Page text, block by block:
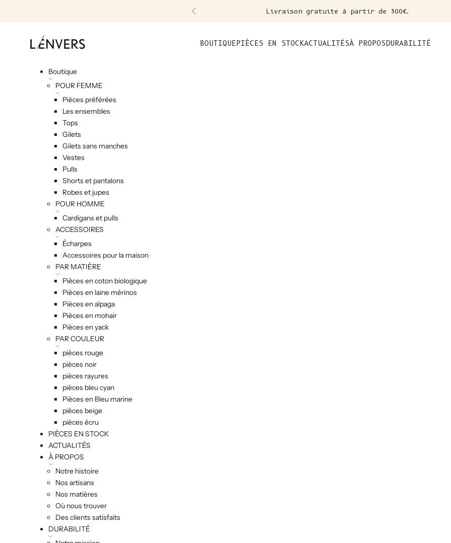
Précédent Livraison gratuite à partir de 300€.
L'ENVERS BOUTIQUEPIÈCES EN STOCKACTUALITÉSÀ PROPOSDURABILITÉ
Boutique
POUR FEMME
Pièces préférées
Les ensembles
Tops
Gilets
Gilets sans manches
Vestes
Pulls
Shorts et pantalons
Robes et jupes
POUR HOMME
Cardigans et pulls
ACCESSOIRES
Écharpes
Accessoires pour la maison
PAR MATIÈRE
Pièces en coton biologique
Pièces en laine mérinos
Pièces en alpaga
Pièces en mohair
Pièces en yack
PAR COULEUR
pièces rouge
pièces noir
pièces rayures
pièces bleu cyan
Pièces en Bleu marine
pièces beige
pièces écru
PIÈCES EN STOCK
ACTUALITÉS
À PROPOS
Notre histoire
Nos artisans
Nos matières
Où nous trouver
Des clients satisfaits
DURABILITÉ